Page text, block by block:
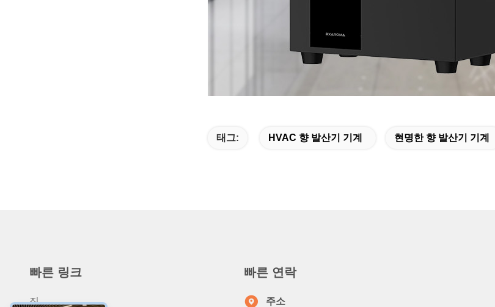
태그: HVAC 향 발산기 기계 현명한 향 발산기 기계
빠른 링크
집
빠른 연락
주소